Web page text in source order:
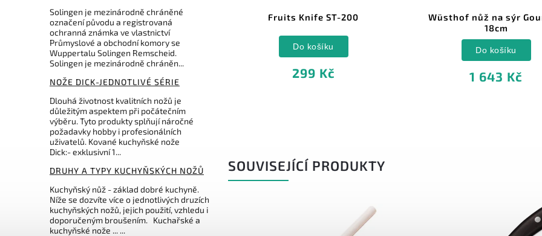
Solingen je mezinárodně chráněné
označení původu a registrovaná
ochranná známka ve vlastnictví
Průmyslové a obchodní komory se
Wuppertalu Solingen Remscheid.
Solingen je mezinárodně chráněn...
NOŽE DICK-JEDNOTLIVÉ SÉRIE
Dlouhá životnost kvalitních nožů je
důležitým aspektem při počátečním
výběru. Tyto produkty splňují náročné
požadavky hobby i profesionálních
uživatelů. Kované kuchyňské nože
Dick:- exklusivní 1...
DRUHY A TYPY KUCHYŇSKÝCH NOŽŮ
Kuchyňský nůž - základ dobré kuchyně.
Níže se dozvíte více o jednotlivých druzích
kuchyňských nožů, jejich použití, vzhledu i
doporučeným broušením. Kuchařské a
kuchyňské nože ... ...
Wüsthof nůž na rajčata
Gourmet 14 cm
987 Kč
Do košíku
Fruits Knife ST-200
299 Kč
Do košíku
Wüsthof nůž na sýr
18cm
1 643 Kč
Do košíku
SOUVISEJÍCÍ PRODUKTY